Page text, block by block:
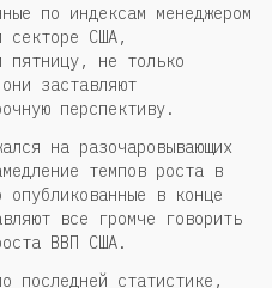
по индексам менеджером
секторе США,
пятницу, не только
заставляют
перспективу.
на разочаровывающих
темпов роста в
в конце
все громче говорить
ВВП США.
последней статистике,